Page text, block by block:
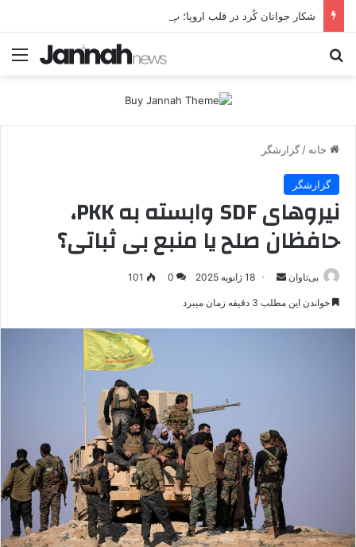
خانه / گزارشگر
گزارشگر
نیروهای SDF وابسته به PKK،
حافظان صلح یا منبع بی ثباتی؟
بی‌تاوان
ر
ی
ل
18 ژانویه 2025 0
101
خواندن این مطلب 3 دقیقه زمان میبرد